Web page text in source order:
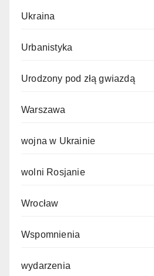
Ukraina
Urbanistyka
Urodzony pod złą gwiazdą
Warszawa
wojna w Ukrainie
wolni Rosjanie
Wrocław
Wspomnienia
wydarzenia